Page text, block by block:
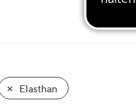
Elasthan